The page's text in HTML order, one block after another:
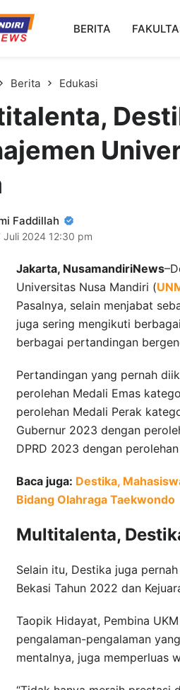
Digital Bisnis
Nusa Mandiri
BERITA
Berita Edukasi
Faddillah
Juli 2024 12:30 pm
Jakarta, NusamandiriNews
Universitas Nusa Mandiri (
Pasalnya, selain menjabat
juga sering mengikuti
berbagai pertandingan
Pertandingan yang pernah
perolehan Medali Emas
perolehan Medali Perak
Gubernur 2023 dengan
DPRD 2023 dengan
Baca juga: Destika,
Bidang Olahraga Taekwondo
Multitalenta,
Selain itu, Destika juga
Bekasi Tahun 2022 dan
Taopik Hidayat, Pembina
pengalaman-pengalaman
mentalnya, juga memperluas